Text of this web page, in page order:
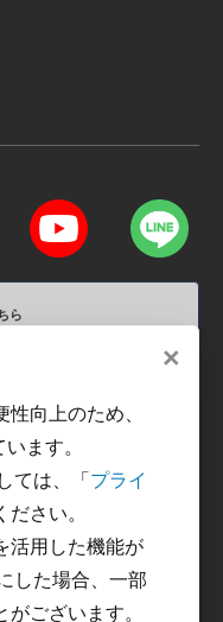
ら
土、日、祝祭日
利用規約
カスタマーハラスメントに
対する方針
×
向上のため、
ます。
ては、「 プライ
ださい。
活用した機能が
した場合、一部
ございます。